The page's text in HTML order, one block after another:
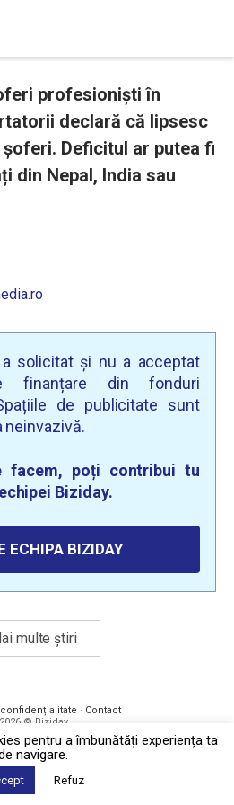
profesioniști în
declară că lipsesc
Deficitul ar putea fi
din Nepal, India sau
a solicitat și nu a acceptat
finanțare din fonduri
de publicitate sunt
neinvazivă.
facem, poți contribui tu
Biziday.
ECHIPA BIZIDAY
multe știri
· Contact
2026 © Biziday
pentru a îmbunătăți experiența ta
navigare.
Refuz